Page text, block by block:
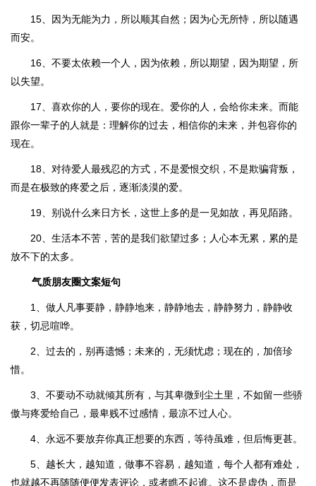
15、因为无能为力，所以顺其自然；因为心无所恃，所以随遇
而安。
16、不要太依赖一个人，因为依赖，所以期望，因为期望，所
以失望。
17、喜欢你的人，要你的现在。爱你的人，会给你未来。而能
跟你一辈子的人就是：理解你的过去，相信你的未来，并包容你的
现在。
18、对待爱人最残忍的方式，不是爱恨交织，不是欺骗背叛，
而是在极致的疼爱之后，逐渐淡漠的爱。
19、别说什么来日方长，这世上多的是一见如故，再见陌路。
20、生活本不苦，苦的是我们欲望过多；人心本无累，累的是
放不下的太多。
气质朋友圈文案短句
1、做人凡事要静，静静地来，静静地去，静静努力，静静收
获，切忌喧哗。
2、过去的，别再遗憾；未来的，无须忧虑；现在的，加倍珍
惜。
3、不要动不动就倾其所有，与其卑微到尘土里，不如留一些骄
傲与疼爱给自己，最卑贱不过感情，最凉不过人心。
4、永远不要放弃你真正想要的东西，等待虽难，但后悔更甚。
5、越长大，越知道，做事不容易，越知道，每个人都有难处，
也就越不再随随便便发表评论，或者瞧不起谁。这不是虚伪，而是